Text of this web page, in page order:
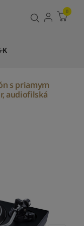
0
K
s priamym
audiofilská